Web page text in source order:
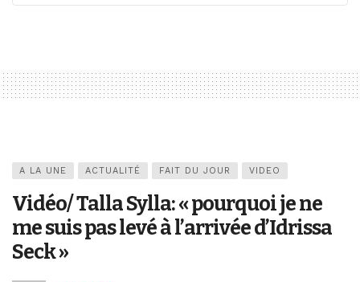
A LA UNE ACTUALITÉ FAIT DU JOUR VIDEO
Vidéo/ Talla Sylla: « pourquoi je ne
me suis pas levé à l’arrivée d’Idrissa
Seck »